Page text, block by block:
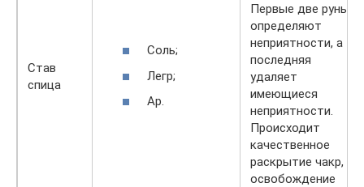
Став
спица
Соль;
Легр;
Ар.
Первые две руны
определяют
неприятности, а
последняя
удаляет
имеющиеся
неприятности.
Происходит
качественное
раскрытие чакр,
освобождение